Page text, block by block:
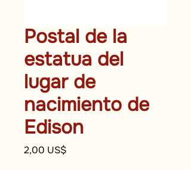
Postal de la
estatua del
lugar de
nacimiento de
Edison
2,00 US$